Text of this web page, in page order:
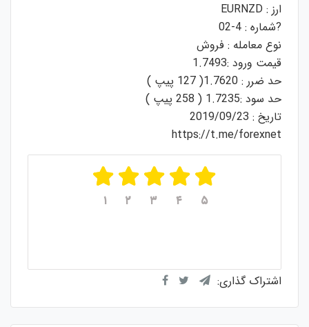
ارز : EURNZD
?شماره : 4-02
نوع معامله : فروش
قیمت ورود :1.7493
حد ضرر : 1.7620( 127 پیپ )
حد سود :1.7235 ( 258 پیپ )
تاریخ : 2019/09/23
https://t.me/forexnet
۱ ۲ ۳ ۴ ۵
اشتراک گذاری: